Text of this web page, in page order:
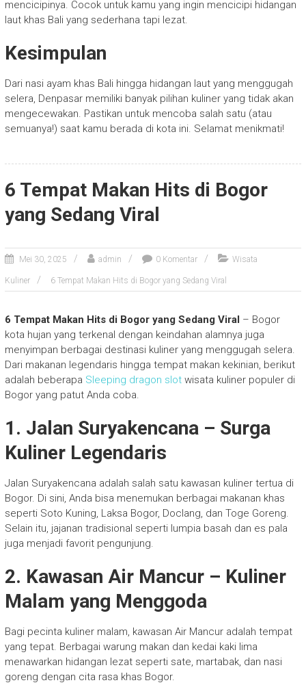
mencicipinya. Cocok untuk kamu yang ingin mencicipi hidangan
laut khas Bali yang sederhana tapi lezat.
Kesimpulan
Dari nasi ayam khas Bali hingga hidangan laut yang menggugah
selera, Denpasar memiliki banyak pilihan kuliner yang tidak akan
mengecewakan. Pastikan untuk mencoba salah satu (atau
semuanya!) saat kamu berada di kota ini. Selamat menikmati!
6 Tempat Makan Hits di Bogor
yang Sedang Viral
Mei 30, 2025 admin 0 Komentar Wisata
Kuliner 6 Tempat Makan Hits di Bogor yang Sedang Viral
6 Tempat Makan Hits di Bogor yang Sedang Viral – Bogor
kota hujan yang terkenal dengan keindahan alamnya juga
menyimpan berbagai destinasi kuliner yang menggugah selera.
Dari makanan legendaris hingga tempat makan kekinian, berikut
adalah beberapa Sleeping dragon slotwisata kuliner populer di
Bogor yang patut Anda coba.
1. Jalan Suryakencana – Surga
Kuliner Legendaris
Jalan Suryakencana adalah salah satu kawasan kuliner tertua di
Bogor. Di sini, Anda bisa menemukan berbagai makanan khas
seperti Soto Kuning, Laksa Bogor, Doclang, dan Toge Goreng.
Selain itu, jajanan tradisional seperti lumpia basah dan es pala
juga menjadi favorit pengunjung.
2. Kawasan Air Mancur – Kuliner
Malam yang Menggoda
Bagi pecinta kuliner malam, kawasan Air Mancur adalah tempat
yang tepat. Berbagai warung makan dan kedai kaki lima
menawarkan hidangan lezat seperti sate, martabak, dan nasi
goreng dengan cita rasa khas Bogor.